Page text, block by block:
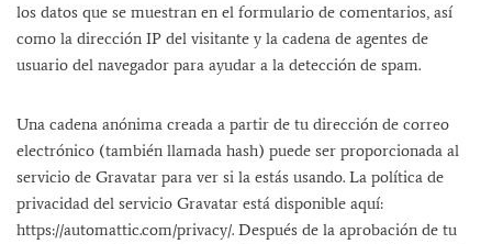
los datos que se muestran en el formulario de comentarios, así
como la dirección IP del visitante y la cadena de agentes de
usuario del navegador para ayudar a la detección de spam.
Una cadena anónima creada a partir de tu dirección de correo
electrónico (también llamada hash) puede ser proporcionada al
servicio de Gravatar para ver si la estás usando. La política de
privacidad del servicio Gravatar está disponible aquí:
https://automattic.com/privacy/. Después de la aprobación de tu